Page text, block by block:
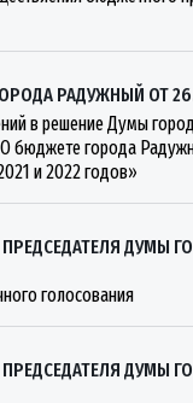
РАДУЖНЫЙ ОТ
в решение Думы
бюджете города
и 2022 годов»
ДУМЫ
голосования
ДУМЫ